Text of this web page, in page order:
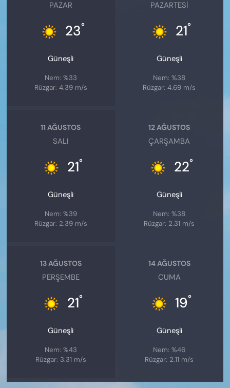
PAZAR
23°
Güneşli
Nem: %33
Rüzgar: 4.39 m/s
PAZARTESI
21°
Güneşli
Nem: %38
Rüzgar: 4.69 m/s
11 AĞUSTOS
SALI
21°
Güneşli
Nem: %39
Rüzgar: 2.39 m/s
12 AĞUSTOS
ÇARŞAMBA
22°
Güneşli
Nem: %38
Rüzgar: 2.31 m/s
13 AĞUSTOS
PERŞEMBE
21°
Güneşli
Nem: %43
Rüzgar: 3.31 m/s
14 AĞUSTOS
CUMA
19°
Güneşli
Nem: %46
Rüzgar: 2.11 m/s